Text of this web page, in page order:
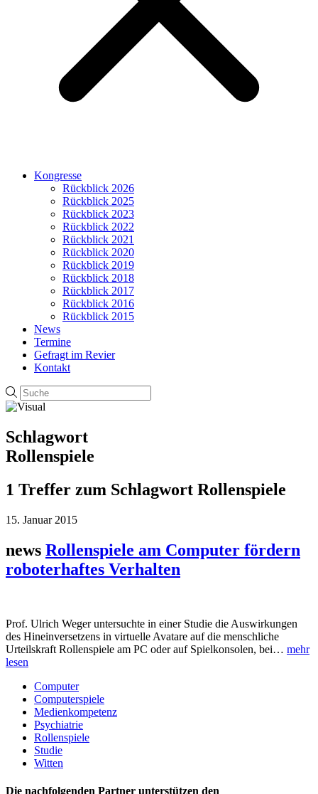
Kongresse
Rückblick 2026
Rückblick 2025
Rückblick 2023
Rückblick 2022
Rückblick 2021
Rückblick 2020
Rückblick 2019
Rückblick 2018
Rückblick 2017
Rückblick 2016
Rückblick 2015
News
Termine
Gefragt im Revier
Kontakt
Schlagwort
Rollenspiele
1 Treffer zum Schlagwort Rollenspiele
15. Januar 2015
news Rollenspiele am Computer fördern
roboterhaftes Verhalten
Prof. Ulrich Weger untersuchte in einer Studie die Auswirkungen
des Hineinversetzens in virtuelle Avatare auf die menschliche
Urteilskraft Rollenspiele am PC oder auf Spielkonsolen, bei… mehr
lesen
Computer
Computerspiele
Medienkompetenz
Psychiatrie
Rollenspiele
Studie
Witten
Die nachfolgenden Partner unterstützen den